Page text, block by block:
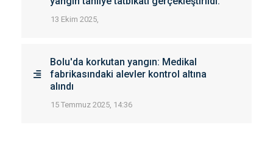
13 Ekim 2025,
Bolu'da korkutan yangın: Medikal
fabrikasındaki alevler kontrol altına
alındı
15 Temmuz 2025, 14:36